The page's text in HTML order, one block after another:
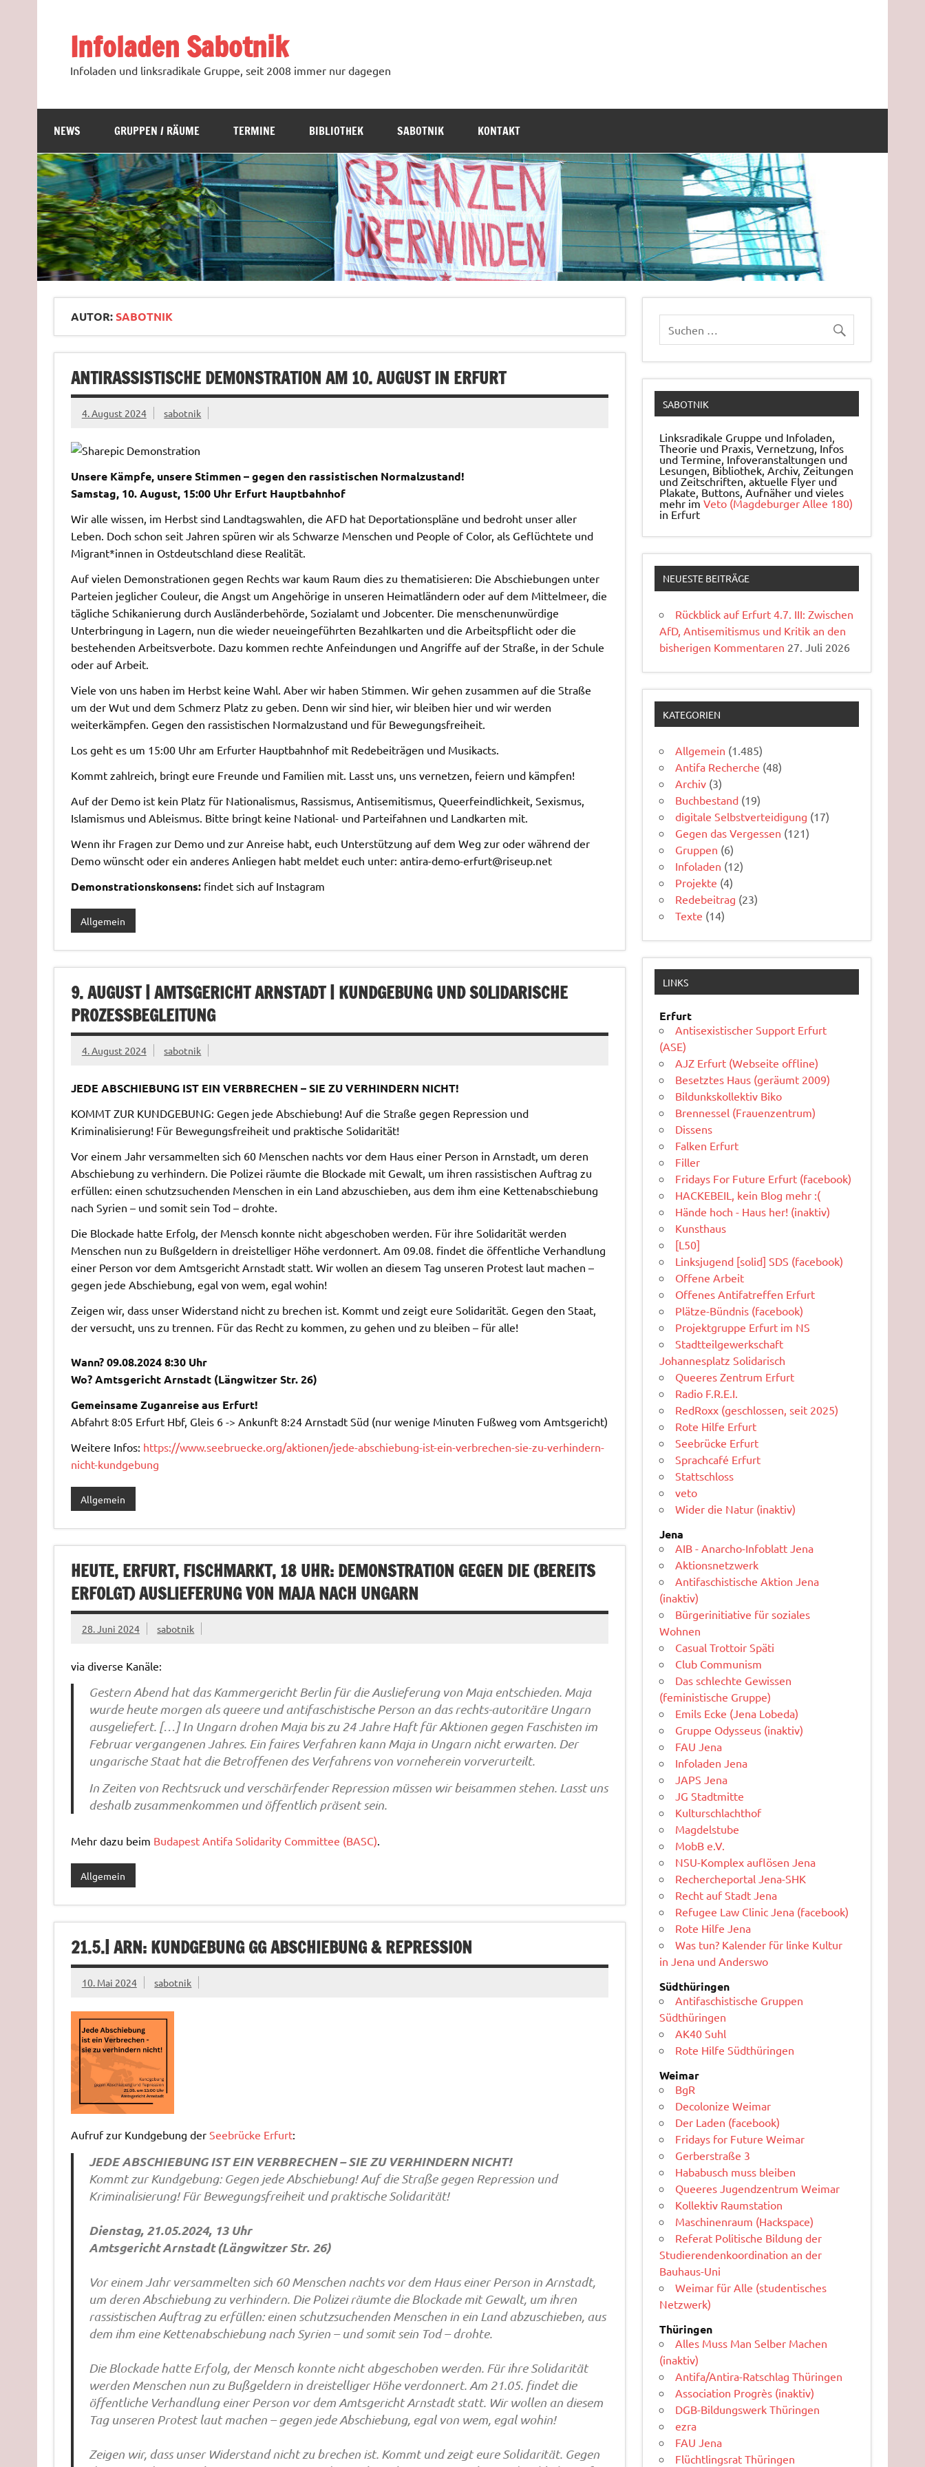
Infoladen Sabotnik
Infoladen und linksradikale Gruppe, seit 2008 immer nur dagegen
NEWS GRUPPEN / RÄUME TERMINE BIBLIOTHEK SABOTNIK KONTAKT
AUTOR:SABOTNIK
ANTIRASSISTISCHE DEMONSTRATION AM 10. AUGUST IN ERFURT
4. August 2024 sabotnik
Unsere Kämpfe, unsere Stimmen – gegen den rassistischen Normalzustand!
Samstag, 10. August, 15:00 Uhr Erfurt Hauptbahnhof
Wir alle wissen, im Herbst sind Landtagswahlen, die AFD hat Deportationspläne und bedroht unser aller
Leben. Doch schon seit Jahren spüren wir als Schwarze Menschen und People of Color, als Geflüchtete und
Migrant*innen in Ostdeutschland diese Realität.
Auf vielen Demonstrationen gegen Rechts war kaum Raum dies zu thematisieren: Die Abschiebungen unter
Parteien jeglicher Couleur, die Angst um Angehörige in unseren Heimatländern oder auf dem Mittelmeer, die
tägliche Schikanierung durch Ausländerbehörde, Sozialamt und Jobcenter. Die menschenunwürdige
Unterbringung in Lagern, nun die wieder neueingeführten Bezahlkarten und die Arbeitspflicht oder die
bestehenden Arbeitsverbote. Dazu kommen rechte Anfeindungen und Angriffe auf der Straße, in der Schule
oder auf Arbeit.
Viele von uns haben im Herbst keine Wahl. Aber wir haben Stimmen. Wir gehen zusammen auf die Straße
um der Wut und dem Schmerz Platz zu geben. Denn wir sind hier, wir bleiben hier und wir werden
weiterkämpfen. Gegen den rassistischen Normalzustand und für Bewegungsfreiheit.
Los geht es um 15:00 Uhr am Erfurter Hauptbahnhof mit Redebeiträgen und Musikacts.
Kommt zahlreich, bringt eure Freunde und Familien mit. Lasst uns, uns vernetzen, feiern und kämpfen!
Auf der Demo ist kein Platz für Nationalismus, Rassismus, Antisemitismus, Queerfeindlichkeit, Sexismus,
Islamismus und Ableismus. Bitte bringt keine National- und Parteifahnen und Landkarten mit.
Wenn ihr Fragen zur Demo und zur Anreise habt, euch Unterstützung auf dem Weg zur oder während der
Demo wünscht oder ein anderes Anliegen habt meldet euch unter: antira-demo-erfurt@riseup.net
Demonstrationskonsens:findet sich auf Instagram
Allgemein
9. AUGUST | AMTSGERICHT ARNSTADT | KUNDGEBUNG UND SOLIDARISCHE
PROZESSBEGLEITUNG
4. August 2024 sabotnik
JEDE ABSCHIEBUNG IST EIN VERBRECHEN – SIE ZU VERHINDERN NICHT!
KOMMT ZUR KUNDGEBUNG: Gegen jede Abschiebung! Auf die Straße gegen Repression und
Kriminalisierung! Für Bewegungsfreiheit und praktische Solidarität!
Vor einem Jahr versammelten sich 60 Menschen nachts vor dem Haus einer Person in Arnstadt, um deren
Abschiebung zu verhindern. Die Polizei räumte die Blockade mit Gewalt, um ihren rassistischen Auftrag zu
erfüllen: einen schutzsuchenden Menschen in ein Land abzuschieben, aus dem ihm eine Kettenabschiebung
nach Syrien – und somit sein Tod – drohte.
Die Blockade hatte Erfolg, der Mensch konnte nicht abgeschoben werden. Für ihre Solidarität werden
Menschen nun zu Bußgeldern in dreistelliger Höhe verdonnert. Am 09.08. findet die öffentliche Verhandlung
einer Person vor dem Amtsgericht Arnstadt statt. Wir wollen an diesem Tag unseren Protest laut machen –
gegen jede Abschiebung, egal von wem, egal wohin!
Zeigen wir, dass unser Widerstand nicht zu brechen ist. Kommt und zeigt eure Solidarität. Gegen den Staat,
der versucht, uns zu trennen. Für das Recht zu kommen, zu gehen und zu bleiben – für alle!
Wann? 09.08.2024 8:30 Uhr
Wo? Amtsgericht Arnstadt (Längwitzer Str. 26)
Gemeinsame Zuganreise aus Erfurt!
Abfahrt 8:05 Erfurt Hbf, Gleis 6 -> Ankunft 8:24 Arnstadt Süd (nur wenige Minuten Fußweg vom Amtsgericht)
Weitere Infos: https://www.seebruecke.org/aktionen/jede-abschiebung-ist-ein-verbrechen-sie-zu-verhindern-
nicht-kundgebung
Allgemein
HEUTE, ERFURT, FISCHMARKT, 18 UHR: DEMONSTRATION GEGEN DIE (BEREITS
ERFOLGT) AUSLIEFERUNG VON MAJA NACH UNGARN
28. Juni 2024 sabotnik
via diverse Kanäle:
Gestern Abend hat das Kammergericht Berlin für die Auslieferung von Maja entschieden. Maja
wurde heute morgen als queere und antifaschistische Person an das rechts-autoritäre Ungarn
ausgeliefert. […] In Ungarn drohen Maja bis zu 24 Jahre Haft für Aktionen gegen Faschisten im
Februar vergangenen Jahres. Ein faires Verfahren kann Maja in Ungarn nicht erwarten. Der
ungarische Staat hat die Betroffenen des Verfahrens von vorneherein vorverurteilt.
In Zeiten von Rechtsruck und verschärfender Repression müssen wir beisammen stehen. Lasst uns
deshalb zusammenkommen und öffentlich präsent sein.
Mehr dazu beim Budapest Antifa Solidarity Committee (BASC)
Allgemein
21.5.| ARN: KUNDGEBUNG GG ABSCHIEBUNG & REPRESSION
10. Mai 2024 sabotnik
Aufruf zur Kundgebung der Seebrücke Erfurt:
JEDE ABSCHIEBUNG IST EIN VERBRECHEN – SIE ZU VERHINDERN NICHT!
Kommt zur Kundgebung: Gegen jede Abschiebung! Auf die Straße gegen Repression und
Kriminalisierung! Für Bewegungsfreiheit und praktische Solidarität!
Dienstag, 21.05.2024, 13 Uhr
Amtsgericht Arnstadt (Längwitzer Str. 26)
Vor einem Jahr versammelten sich 60 Menschen nachts vor dem Haus einer Person in Arnstadt,
um deren Abschiebung zu verhindern. Die Polizei räumte die Blockade mit Gewalt, um ihren
rassistischen Auftrag zu erfüllen: einen schutzsuchenden Menschen in ein Land abzuschieben, aus
dem ihm eine Kettenabschiebung nach Syrien – und somit sein Tod – drohte.
Die Blockade hatte Erfolg, der Mensch konnte nicht abgeschoben werden. Für ihre Solidarität
werden Menschen nun zu Bußgeldern in dreistelliger Höhe verdonnert. Am 21.05. findet die
öffentliche Verhandlung einer Person vor dem Amtsgericht Arnstadt statt. Wir wollen an diesem
Tag unseren Protest laut machen – gegen jede Abschiebung, egal von wem, egal wohin!
Zeigen wir, dass unser Widerstand nicht zu brechen ist. Kommt und zeigt eure Solidarität. Gegen
SABOTNIK
Linksradikale Gruppe und Infoladen,
Theorie und Praxis, Ver­net­zung, Infos
und Ter­mi­ne, In­fo­ver­an­stal­tun­gen und
Le­sun­gen, Bi­blio­thek, Archiv, Zei­tun­gen
und Zeit­schrif­ten, ak­tu­el­le Flyer und
Pla­ka­te, But­tons, Auf­nä­her und vieles
mehr imVeto (Magdeburger Allee 180)
in Erfurt
NEUESTE BEITRÄGE
Rückblick auf Erfurt 4.7. III: Zwischen
AfD, Antisemitismus und Kritik an den
bisherigen Kommentaren 27. Juli 2026
KATEGORIEN
Allgemein (1.485)
Antifa Recherche (48)
Archiv (3)
Buchbestand (19)
digitale Selbstverteidigung (17)
Gegen das Vergessen (121)
Gruppen (6)
Infoladen (12)
Projekte (4)
Redebeitrag (23)
Texte (14)
LINKS
Erfurt
Antisexistischer Support Erfurt
(ASE)
AJZ Erfurt (Webseite offline)
Besetztes Haus (geräumt 2009)
Bildunkskollektiv Biko
Brennessel (Frauenzentrum)
Dissens
Falken Erfurt
Filler
Fridays For Future Erfurt (facebook)
HACKEBEIL, kein Blog mehr :(
Hände hoch - Haus her! (inaktiv)
Kunsthaus
[L50]
Linksjugend [solid] SDS (facebook)
Offene Arbeit
Offenes Antifatreffen Erfurt
Plätze-Bündnis (facebook)
Projektgruppe Erfurt im NS
Stadtteilgewerkschaft
Johannesplatz Solidarisch
Queeres Zentrum Erfurt
Radio F.R.E.I.
RedRoxx (geschlossen, seit 2025)
Rote Hilfe Erfurt
Seebrücke Erfurt
Sprachcafé Erfurt
Stattschloss
veto
Wider die Natur (inaktiv)
Jena
AIB - Anarcho-Infoblatt Jena
Aktionsnetzwerk
Antifaschistische Aktion Jena
(inaktiv)
Bürgerinitiative für soziales
Wohnen
Casual Trottoir Späti
Club Communism
Das schlechte Gewissen
(feministische Gruppe)
Emils Ecke (Jena Lobeda)
Gruppe Odysseus (inaktiv)
FAU Jena
Infoladen Jena
JAPS Jena
JG Stadtmitte
Kulturschlachthof
Magdelstube
MobB e.V.
NSU-Komplex auflösen Jena
Rechercheportal Jena-SHK
Recht auf Stadt Jena
Refugee Law Clinic Jena (facebook)
Rote Hilfe Jena
Was tun? Kalender für linke Kultur
in Jena und Anderswo
Südthüringen
Antifaschistische Gruppen
Südthüringen
AK40 Suhl
Rote Hilfe Südthüringen
Weimar
BgR
Decolonize Weimar
Der Laden (facebook)
Fridays for Future Weimar
Gerberstraße 3
Hababusch muss bleiben
Queeres Jugendzentrum Weimar
Kollektiv Raumstation
Maschinenraum (Hackspace)
Referat Politische Bildung der
Studierendenkoordination an der
Bauhaus-Uni
Weimar für Alle (studentisches
Netzwerk)
Thüringen
Alles Muss Man Selber Machen
(inaktiv)
Antifa/Antira-Ratschlag Thüringen
Association Progrès (inaktiv)
DGB-Bildungswerk Thüringen
ezra
FAU Jena
Flüchtlingsrat Thüringen